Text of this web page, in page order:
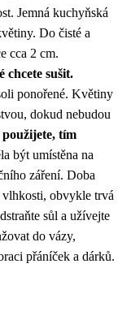
Jemná kuchyňská
Do čisté a
cca 2 cm.
chcete sušit.
ponořené. Květiny
dokud nebudou
použijete, tím
být umístěna na
záření. Doba
vlhkosti, obvykle trvá
sůl a užívejte
do vázy,
přáníček a dárků.